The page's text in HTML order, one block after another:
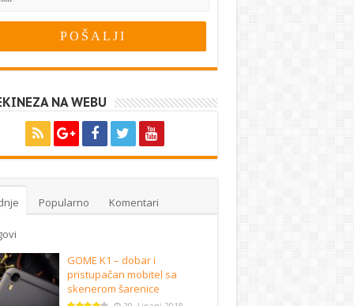
NA WEBU
Popularno Komentari
GOME K1 – dobar i
pristupačan mobitel sa
skenerom šarenice